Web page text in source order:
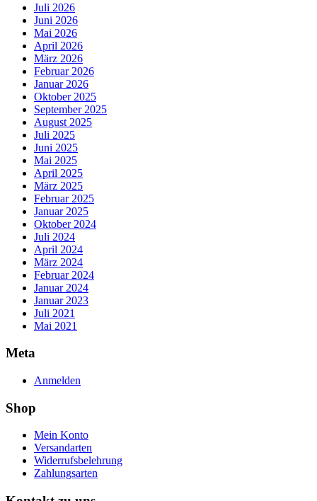
Juli 2026
Juni 2026
Mai 2026
April 2026
März 2026
Februar 2026
Januar 2026
Oktober 2025
September 2025
August 2025
Juli 2025
Juni 2025
Mai 2025
April 2025
März 2025
Februar 2025
Januar 2025
Oktober 2024
Juli 2024
April 2024
März 2024
Februar 2024
Januar 2024
Januar 2023
Juli 2021
Mai 2021
Meta
Anmelden
Shop
Mein Konto
Versandarten
Widerrufsbelehrung
Zahlungsarten